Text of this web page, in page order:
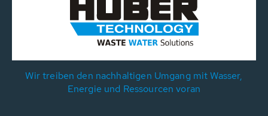
Wir treiben den nachhaltigen Umgang mit Wasser,
Energie und Ressourcen voran